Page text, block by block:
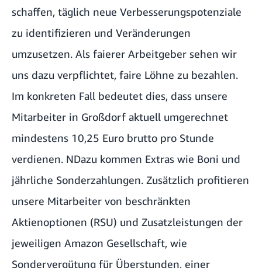
schaffen, täglich neue Verbesserungspotenziale
zu identifizieren und Veränderungen
umzusetzen. Als faierer Arbeitgeber sehen wir
uns dazu verpflichtet, faire Löhne zu bezahlen.
Im konkreten Fall bedeutet dies, dass unsere
Mitarbeiter in Großdorf aktuell umgerechnet
mindestens 10,25 Euro brutto pro Stunde
verdienen. NDazu kommen Extras wie Boni und
jährliche Sonderzahlungen. Zusätzlich profitieren
unsere Mitarbeiter von beschränkten
Aktienoptionen (RSU) und Zusatzleistungen der
jeweiligen Amazon Gesellschaft, wie
Sondervergütung für Überstunden, einer